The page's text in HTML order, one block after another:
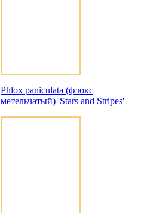
Phlox paniculata (флокс
метельчатый) 'Stars and Stripes'